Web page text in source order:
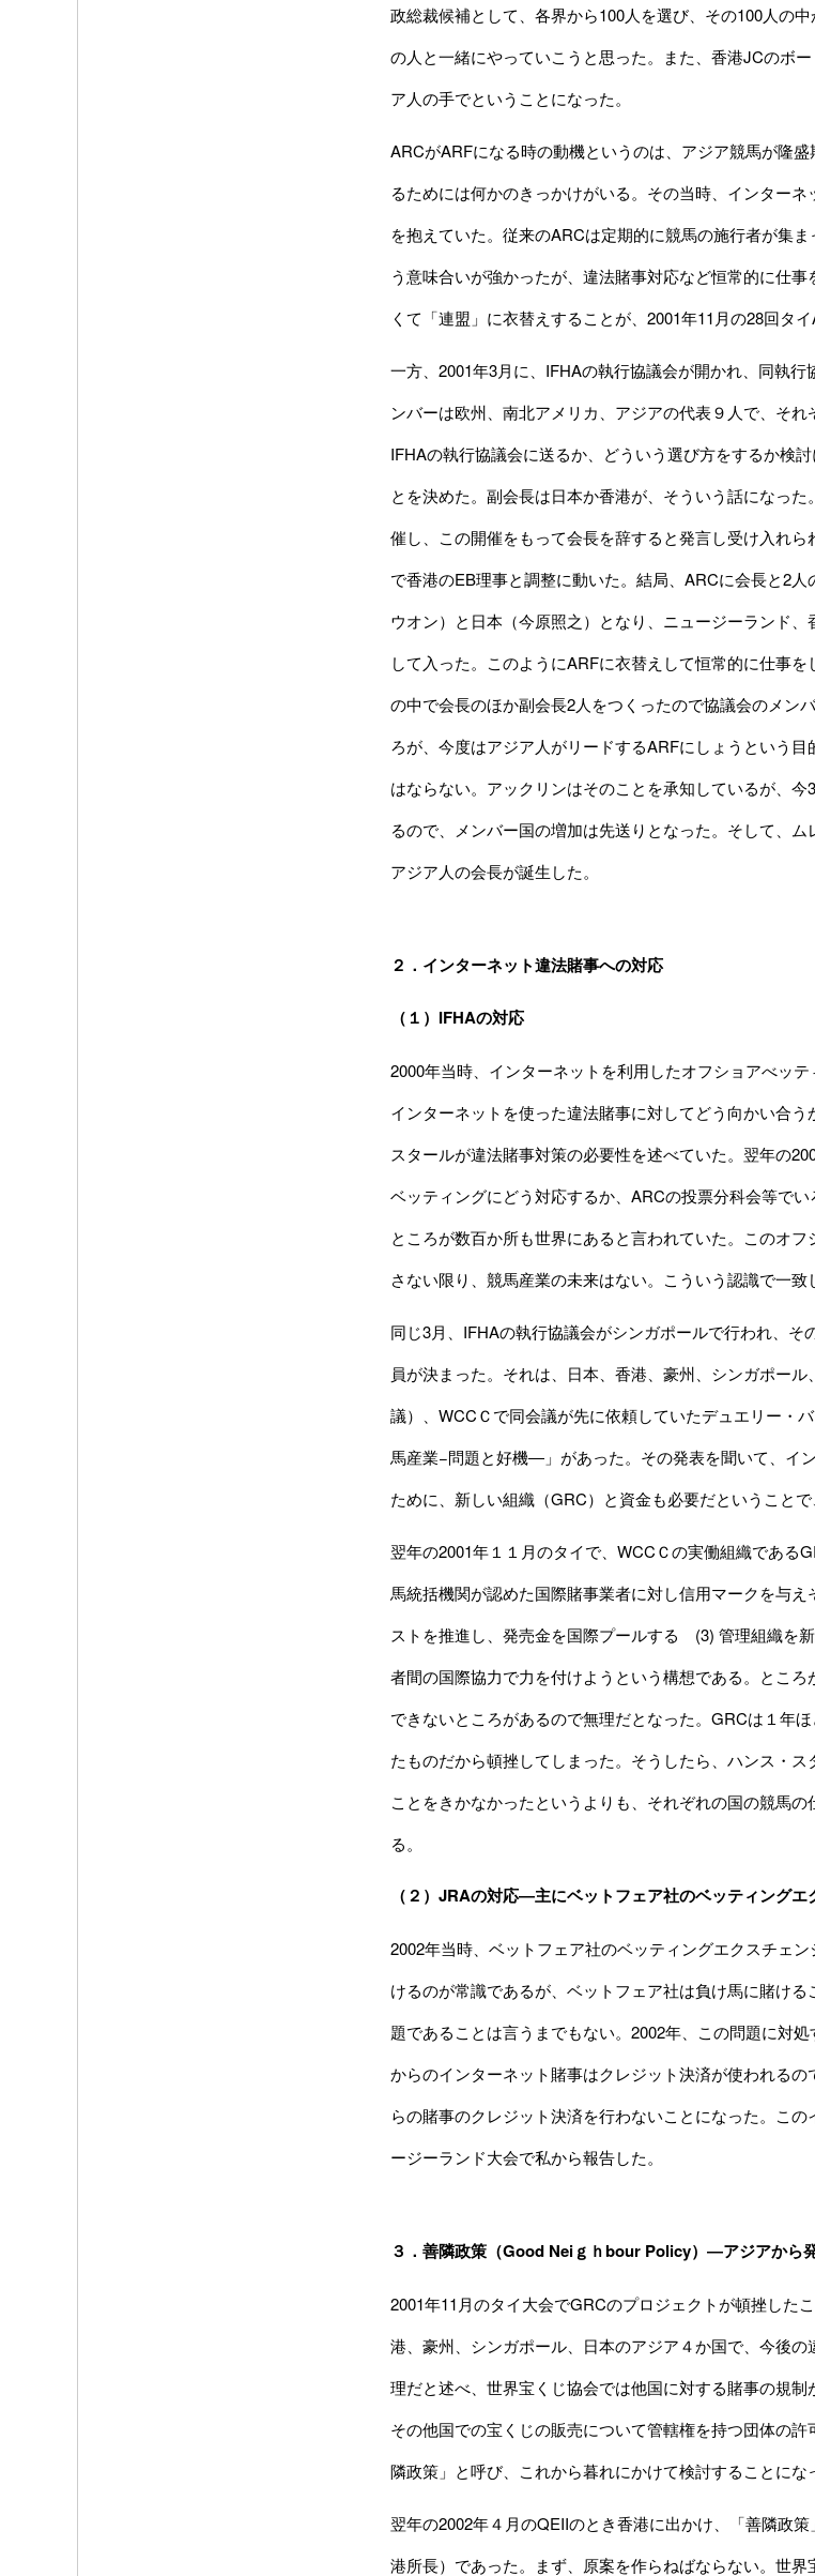
政総裁候補として、各界から100人を選び、その100人の
の人と一緒にやっていこうと思った。また、香港JCのボ
ア人の手でということになった。
ARCがARFになる時の動機というのは、アジア競馬が隆
るためには何かのきっかけがいる。その当時、インター
を抱えていた。従来のARCは定期的に競馬の施行者が集
う意味合いが強かったが、違法賭事対応など恒常的に仕
くて「連盟」に衣替えすることが、2001年11月の28回タイ
一方、2001年3月に、IFHAの執行協議会が開かれ、同執
ンバーは欧州、南北アメリカ、アジアの代表９人で、そ
IFHAの執行協議会に送るか、どういう選び方をするか検
とを決めた。副会長は日本か香港が、そういう話になっ
催し、この開催をもって会長を辞すると発言し受け入れ
で香港のEB理事と調整に動いた。結局、ARCに会長と2
ウオン）と日本（今原照之）となり、ニュージーランド
して入った。このようにARFに衣替えして恒常的に仕事
の中で会長のほか副会長2人をつくったので協議会のメン
ろが、今度はアジア人がリードするARFにしょうという
はならない。アックリンはそのことを承知しているが、
るので、メンバー国の増加は先送りとなった。そして、
アジア人の会長が誕生した。
２．インターネット違法賭事への対応
（１）IFHAの対応
2000年当時、インターネットを利用したオフショアべッ
インターネットを使った違法賭事に対してどう向かい合
スタールが違法賭事対策の必要性を述べていた。翌年の
ベッティングにどう対応するか、ARCの投票分科会等で
ところが数百か所も世界にあると言われていた。このオ
さない限り、競馬産業の未来はない。こういう認識で一
同じ3月、IFHAの執行協議会がシンガポールで行われ、
員が決まった。それは、日本、香港、豪州、シンガポー
議）、WCCＣで同会議が先に依頼していたデュエリー・
馬産業−問題と好機―」があった。その発表を聞いて、イ
ために、新しい組織（GRC）と資金も必要だということ
翌年の2001年１１月のタイで、WCCＣの実働組織であ
馬統括機関が認めた国際賭事業者に対し信用マークを与
ストを推進し、発売金を国際プールする (3) 管理組織を
者間の国際協力で力を付けようという構想である。とこ
できないところがあるので無理だとなった。GRCは１年
たものだから頓挫してしまった。そうしたら、ハンス・
ことをきかなかったというよりも、それぞれの国の競馬
る。
（２）JRAの対応―主にベットフェア社のベッティングエ
2002年当時、ベットフェア社のベッティングエクスチェ
けるのが常識であるが、ベットフェア社は負け馬に賭け
題であることは言うまでもない。2002年、この問題に対
からのインターネット賭事はクレジット決済が使われる
らの賭事のクレジット決済を行わないことになった。こ
ージーランド大会で私から報告した。
３．善隣政策（Good Neiｇｈbour Policy）―アジアから
2001年11月のタイ大会でGRCのプロジェクトが頓挫した
港、豪州、シンガポール、日本のアジア４か国で、今後
理だと述べ、世界宝くじ協会では他国に対する賭事の規
その他国での宝くじの販売について管轄権を持つ団体の
隣政策」と呼び、これから暮れにかけて検討することにな
翌年の2002年４月のQEIIのとき香港に出かけ、「善隣政
港所長）であった。まず、原案を作らねばならない。世